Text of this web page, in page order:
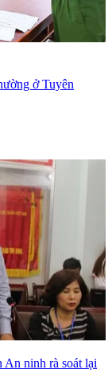
ở Tuyên
ninh rà soát lại